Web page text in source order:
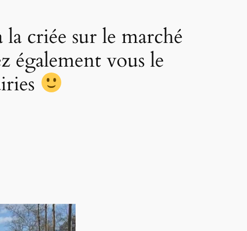
criée sur le marché
également vous le